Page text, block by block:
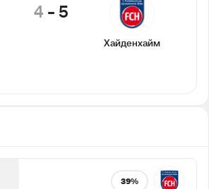
4 -5
Хайденхайм
39%